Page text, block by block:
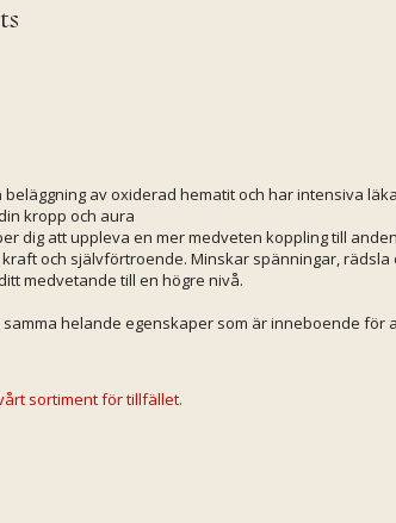
av oxiderad hematit och har intensiva
kropp och aura
dig att uppleva en mer medveten koppling till
och självförtroende. Minskar spänningar,
medvetande till en högre nivå.
helande egenskaper som är inneboende för
sortiment för tillfället.